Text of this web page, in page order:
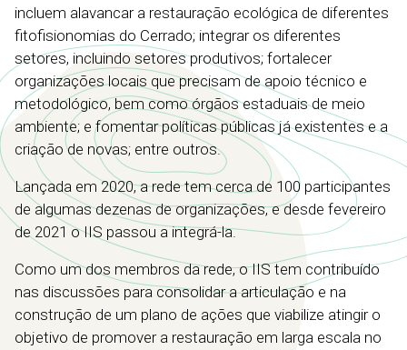
incluem alavancar a restauração ecológica de diferentes
fitofisionomias do Cerrado; integrar os diferentes
setores, incluindo setores produtivos; fortalecer
organizações locais que precisam de apoio técnico e
metodológico, bem como órgãos estaduais de meio
ambiente; e fomentar políticas públicas já existentes e a
criação de novas; entre outros.
Lançada em 2020, a rede tem cerca de 100 participantes
de algumas dezenas de organizações, e desde fevereiro
de 2021 o IIS passou a integrá-la.
Como um dos membros da rede, o IIS tem contribuído
nas discussões para consolidar a articulação e na
construção de um plano de ações que viabilize atingir o
objetivo de promover a restauração em larga escala no